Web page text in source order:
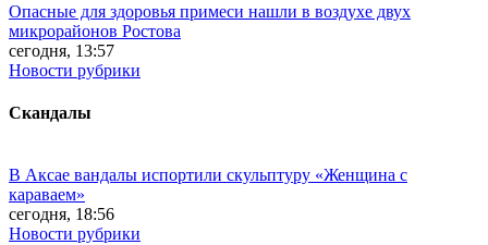
Опасные для здоровья примеси нашли в воздухе двух
микрорайонов Ростова
сегодня, 13:57
Новости рубрики
Скандалы
В Аксае вандалы испортили скульптуру «Женщина с
караваем»
сегодня, 18:56
Новости рубрики